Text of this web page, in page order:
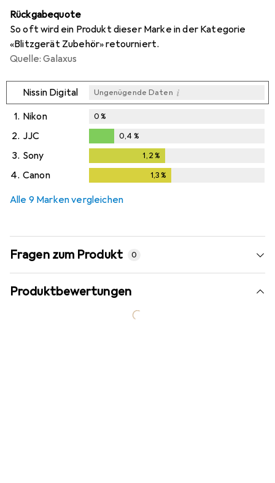
Rückgabequote
So oft wird ein Produkt dieser Marke in der Kategorie
«Blitzgerät Zubehör» retourniert.
Quelle: Galaxus
Nissin Digital Ungenügende Daten i
1. Nikon 0%
2. JJC
0,4%
0,4 %
3. Sony 1,2 %
4. Canon 1,3%
Alle 9 Marken vergleichen
Fragen zum Produkt 0
Produktbewertungen